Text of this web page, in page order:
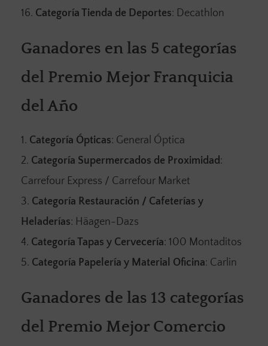
Categoría Tienda de Deportes: Decathlon
Ganadores en las 5 categorías
del Premio Mejor Franquicia
del Año
Categoría Ópticas: General Óptica
Categoría Supermercados de Proximidad:
Carrefour Express / Carrefour Market
Categoría Restauración / Cafeterías y
Heladerías: Häagen-Dazs
Categoría Tapas y Cervecería: 100 Montaditos
Categoría Papelería y Material Oficina: Carlin
Ganadores de las 13 categorías
del Premio Mejor Comercio